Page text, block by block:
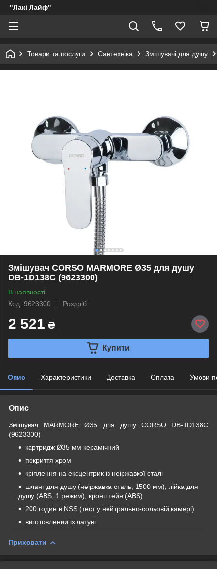
"Лакі Лайф"
Товари та послуги Сантехніка Змішувачі для душу
Змішувач CORSO MARMORE Ø35 для душу
DB-1D138C (9623300)
В наявності
Код: 9623300
Роздріб
2 521 ₴
Купити
Опис Характеристики Доставка Оплата Умови
Опис
Змішувач MARMORE Ø35 для душу CORSO DB-1D138C
(9623300)
картридж Ø35 мм керамічний
покриття хром
кріплення на ексцентрик із неіржавкої сталі
шланг для душу (неіржавка сталь, 1500 мм), лійка для
душу (ABS, 1 режим), кронштейн (ABS)
200 годин в NSS (тест у нейтрально-сольовій камері)
виготовлений із латуні
Приховати